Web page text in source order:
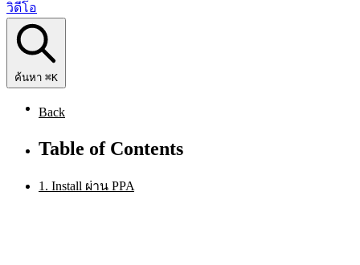
วิดีโอ
ค้นหา ⌘K
Back
Table of Contents
1. Install ผ่าน PPA